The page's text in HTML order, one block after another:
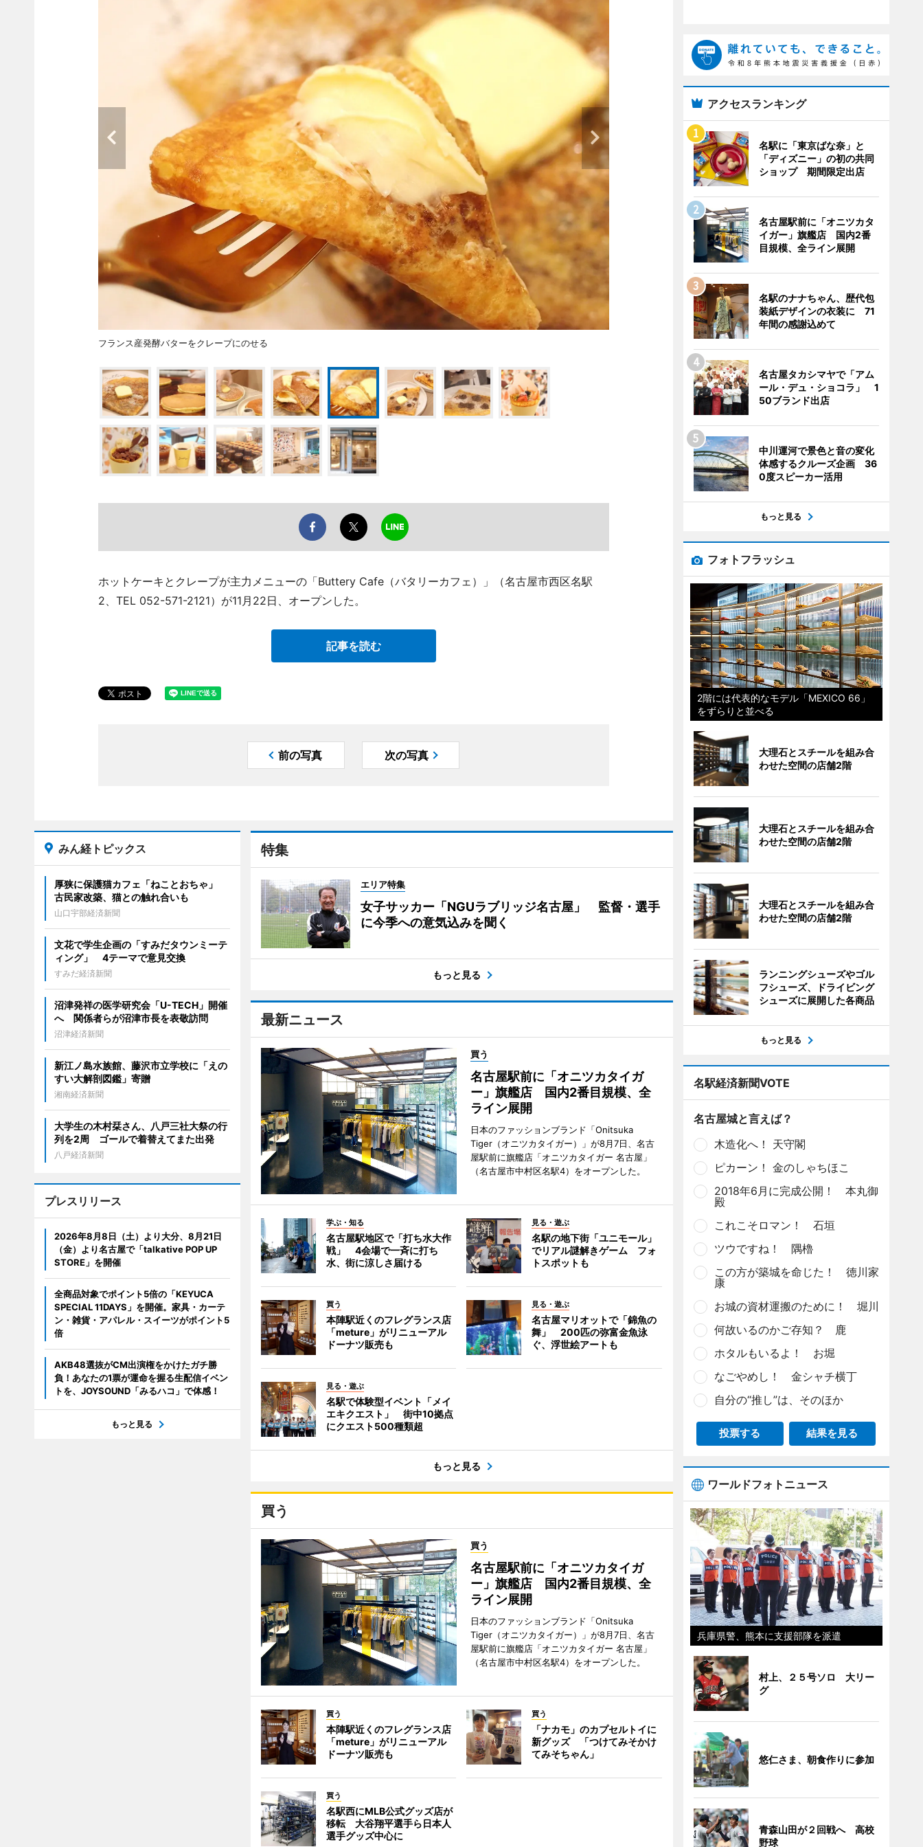
フランス産発酵バターをクレープにのせる
ホットケーキとクレープが主力メニューの「Buttery Cafe（バタリーカフェ）」（名古屋市西区名駅
2、TEL 052-571-2121）が11月22日、オープンした。
記事を読む
前の写真 次の写真
特集
エリア特集
女子サッカー「NGUラブリッジ名古屋」 監督・選手
に今季への意気込みを聞く
もっと見る
最新ニュース
買う
名古屋駅前に「オニツカタイガ
ー」旗艦店 国内2番目規模、全
ライン展開
日本のファッションブランド「Onitsuka
Tiger（オニツカタイガー）」が8月7日、名古
屋駅前に旗艦店「オニツカタイガー 名古屋」
（名古屋市中村区名駅4）をオープンした。
学ぶ・知る
名古屋駅地区で「打ち水大作
戦」 4会場で一斉に打ち
水、街に涼しさ届ける
見る・遊ぶ
名駅の地下街「ユニモール」
でリアル謎解きゲーム フォ
トスポットも
買う
本陣駅近くのフレグランス店
「meture」がリニューアル
ドーナツ販売も
見る・遊ぶ
名古屋マリオットで「錦魚の
舞」 200匹の弥富金魚泳
ぐ、浮世絵アートも
見る・遊ぶ
名駅で体験型イベント「メイ
エキクエスト」 街中10拠点
にクエスト500種類超
もっと見る
買う
買う
名古屋駅前に「オニツカタイガ
ー」旗艦店 国内2番目規模、全
ライン展開
日本のファッションブランド「Onitsuka
Tiger（オニツカタイガー）」が8月7日、名古
屋駅前に旗艦店「オニツカタイガー 名古屋」
（名古屋市中村区名駅4）をオープンした。
買う
本陣駅近くのフレグランス店
「meture」がリニューアル
ドーナツ販売も
買う
「ナカモ」のカプセルトイに
新グッズ 「つけてみそかけ
てみそちゃん」
買う
名駅西にMLB公式グッズ店が
移転 大谷翔平選手ら日本人
選手グッズ中心に
みん経トピックス
厚狭に保護猫カフェ「ねことおちゃ」
古民家改築、猫との触れ合いも
山口宇部経済新聞
文花で学生企画の「すみだタウンミーテ
ィング」 4テーマで意見交換
すみだ経済新聞
沼津発祥の医学研究会「U-TECH」開催
へ 関係者らが沼津市長を表敬訪問
沼津経済新聞
新江ノ島水族館、藤沢市立学校に「えの
すい大解剖図鑑」寄贈
湘南経済新聞
大学生の木村栞さん、八戸三社大祭の行
列を2周 ゴールで着替えてまた出発
八戸経済新聞
プレスリリース
2026年8月8日（土）より大分、8月21日
（金）より名古屋で「talkative POP UP
STORE」を開催
全商品対象でポイント5倍の「KEYUCA
SPECIAL 11DAYS」を開催。家具・カーテ
ン・雑貨・アパレル・スイーツがポイント5
倍
AKB48選抜がCM出演権をかけたガチ勝
負！あなたの1票が運命を握る生配信イベン
トを、JOYSOUND「みるハコ」で体感！
もっと見る
アクセスランキング
名駅に「東京ばな奈」と
「ディズニー」の初の共同
ショップ 期間限定出店
名古屋駅前に「オニツカタ
イガー」旗艦店 国内2番
目規模、全ライン展開
名駅のナナちゃん、歴代包
装紙デザインの衣装に 71
年間の感謝込めて
名古屋タカシマヤで「アム
ール・デュ・ショコラ」 1
50ブランド出店
中川運河で景色と音の変化
体感するクルーズ企画 36
0度スピーカー活用
もっと見る
フォトフラッシュ
2階には代表的なモデル「MEXICO 66」
をずらりと並べる
大理石とスチールを組み合
わせた空間の店舗2階
大理石とスチールを組み合
わせた空間の店舗2階
大理石とスチールを組み合
わせた空間の店舗2階
ランニングシューズやゴル
フシューズ、ドライビング
シューズに展開した各商品
もっと見る
名駅経済新聞VOTE
名古屋城と言えば？
木造化へ！ 天守閣
ピカーン！ 金のしゃちほこ
2018年6月に完成公開！ 本丸御
殿
これこそロマン！ 石垣
ツウですね！ 隅櫓
この方が築城を命じた！ 徳川家
康
お城の資材運搬のために！ 堀川
何故いるのかご存知？ 鹿
ホタルもいるよ！ お堀
なごやめし！ 金シャチ横丁
自分の“推し”は、そのほか
投票する 結果を見る
ワールドフォトニュース
兵庫県警、熊本に支援部隊を派遣
村上、２５号ソロ 大リー
グ
悠仁さま、朝食作りに参加
青森山田が２回戦へ 高校
野球